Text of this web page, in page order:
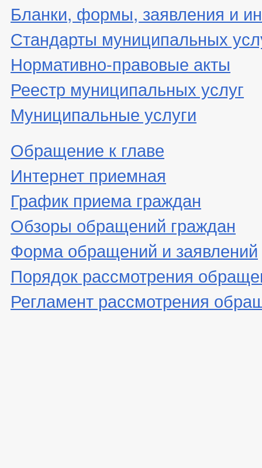
Бланки, формы, заявления и
Стандарты муниципальных
Нормативно-правовые акты
Реестр муниципальных услуг
Муниципальные услуги
Обращение к главе
Интернет приемная
График приема граждан
Обзоры обращений граждан
Форма обращений и заявлений
Порядок рассмотрения
Регламент рассмотрения